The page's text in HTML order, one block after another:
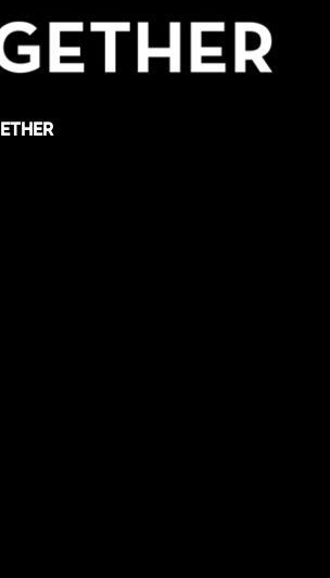
στην αλληλεγγύη;
αλληλέγγυοι;
υπάρχει πολύς και στιγμιαίος πόνος, όλοι
που απαιτεί μακροπρόθεσμη κατάθεση
Η μέχρι σήμερα εμπειρία μας
μας λέει ότι είναι ελάχιστοι οι
να ασχοληθούν με τους «κακούς
Όμως για να σκεφτούμε λίγο
που εκτίει ποινή ισόβιας κάθειρξης
15 έτη θα είναι ξανά έξω στην